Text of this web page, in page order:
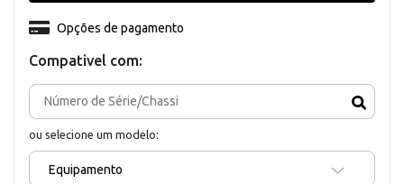
Compativel com:
ou selecione um modelo:
Equipamento
Opções de pagamento